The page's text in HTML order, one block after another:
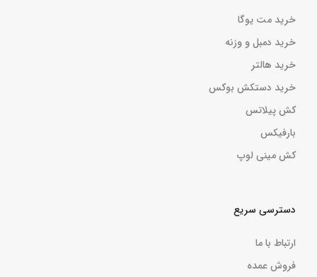
دسترسی سریع
ارتباط با ما
فروش عمده
خرید مت یوگا
خرید دمبل و وزنه
خرید هالتر
خرید دستکش بوکس
کش پیلاتس
بارفیکس
کش مینی لوپ